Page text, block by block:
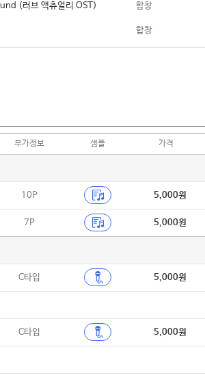
(러브 액츄얼리 OST) 합창
합창
“소방관”) 합창
Is Over) 합창
홀로 집에 OST)
합창
부가정보 샘플 가격
10P 5,000원
7P 5,000원
C타입 5,000원
C타입 5,000원